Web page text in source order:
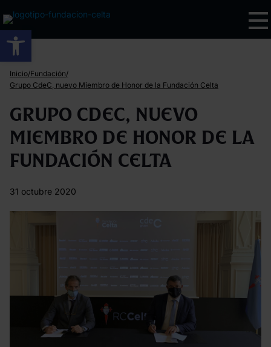
Abrir barra de herramientas
Inicio/Fundación/
Grupo CdeC, nuevo Miembro de Honor de la Fundación Celta
Grupo CdeC, nuevo
Miembro de Honor de la
Fundación Celta
31 octubre 2020